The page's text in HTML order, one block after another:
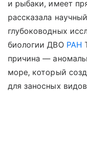
и рыбаки, имеет
рассказала
глубоководных
биологии ДВО РАН
причина —
море, который
для заносных